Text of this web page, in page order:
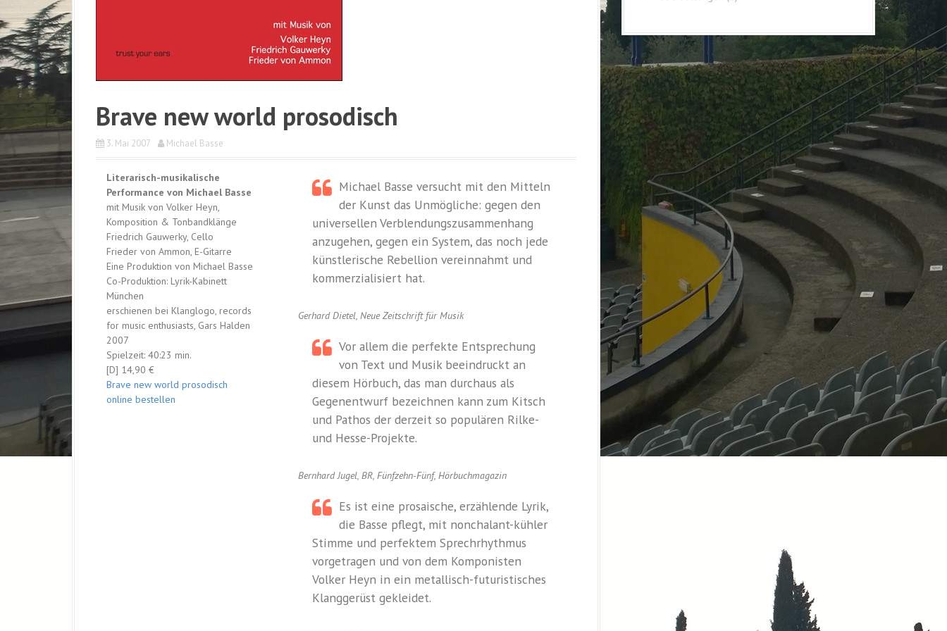
Brave new world prosodisch
3. Mai 2007 Michael Basse
Literarisch-musikalische
Performance von Michael Basse
mit Musik von Volker Heyn,
Komposition & Tonbandklänge
Friedrich Gauwerky, Cello
Frieder von Ammon, E-Gitarre
Eine Produktion von Michael Basse
Co-Produktion: Lyrik-Kabinett
München
erschienen bei Klanglogo, records
for music enthusiasts, Gars Halden
2007
Spielzeit: 40:23 min.
[D] 14,90 €
Brave new world prosodisch
online bestellen
Michael Basse versucht mit den Mitteln
der Kunst das Unmögliche: gegen den
universellen Verblendungszusammenhang
anzugehen, gegen ein System, das noch jede
künstlerische Rebellion vereinnahmt und
kommerzialisiert hat.
Gerhard Dietel, Neue Zeitschrift für Musik
Vor allem die perfekte Entsprechung
von Text und Musik beeindruckt an
diesem Hörbuch, das man durchaus als
Gegenentwurf bezeichnen kann zum Kitsch
und Pathos der derzeit so populären Rilke-
und Hesse-Projekte.
Bernhard Jugel, BR, Fünfzehn-Fünf, Hörbuchmagazin
Es ist eine prosaische, erzählende Lyrik,
die Basse pflegt, mit nonchalant-kühler
Stimme und perfektem Sprechrhythmus
vorgetragen und von dem Komponisten
Volker Heyn in ein metallisch-futuristisches
Klanggerüst gekleidet.